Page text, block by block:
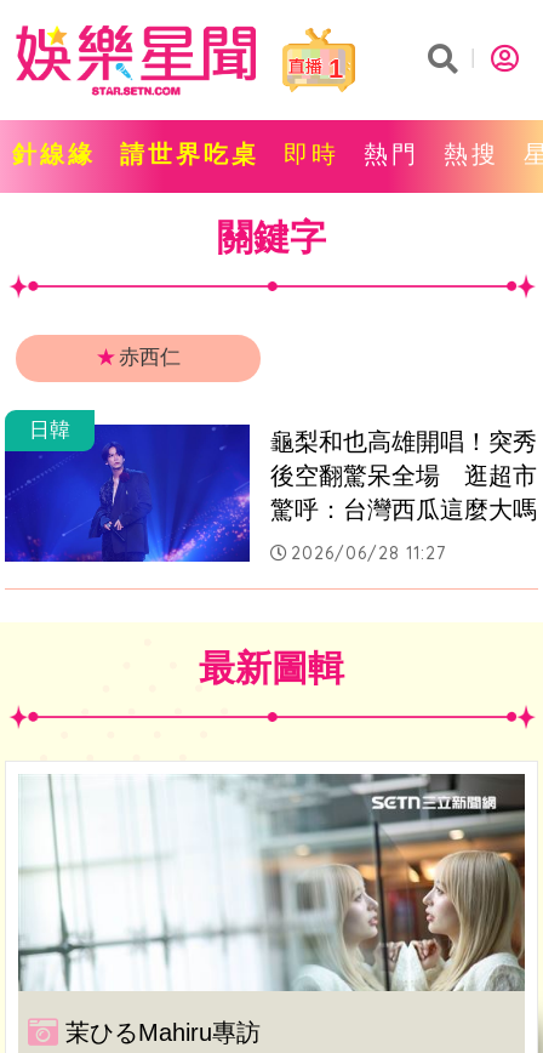
1
針線緣 請世界吃桌 即時 熱門 熱搜
關鍵字
★赤西仁
日韓
龜梨和也高雄開唱！突秀
後空翻驚呆全場　逛超市
驚呼：台灣西瓜這麼大嗎
2026/06/28 11:27
最新圖輯
茉ひるMahiru專訪